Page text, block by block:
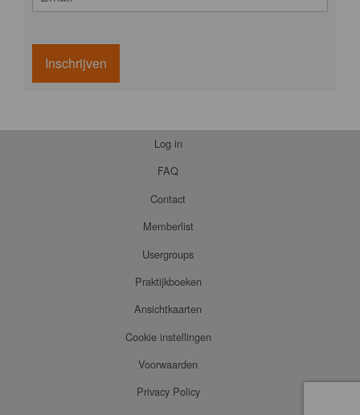
Inschrijven
Log in
FAQ
Contact
Memberlist
Usergroups
Praktijkboeken
Ansichtkaarten
Cookie instellingen
Voorwaarden
Privacy Policy